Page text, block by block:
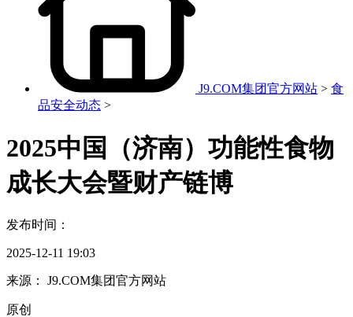
J9.COM集团官方网站 > 食
品安全动态 >
2025中国（济南）功能性食物
成长大会暨财产链博
发布时间：
2025-12-11 19:03
来源： J9.COM集团官方网站
原创